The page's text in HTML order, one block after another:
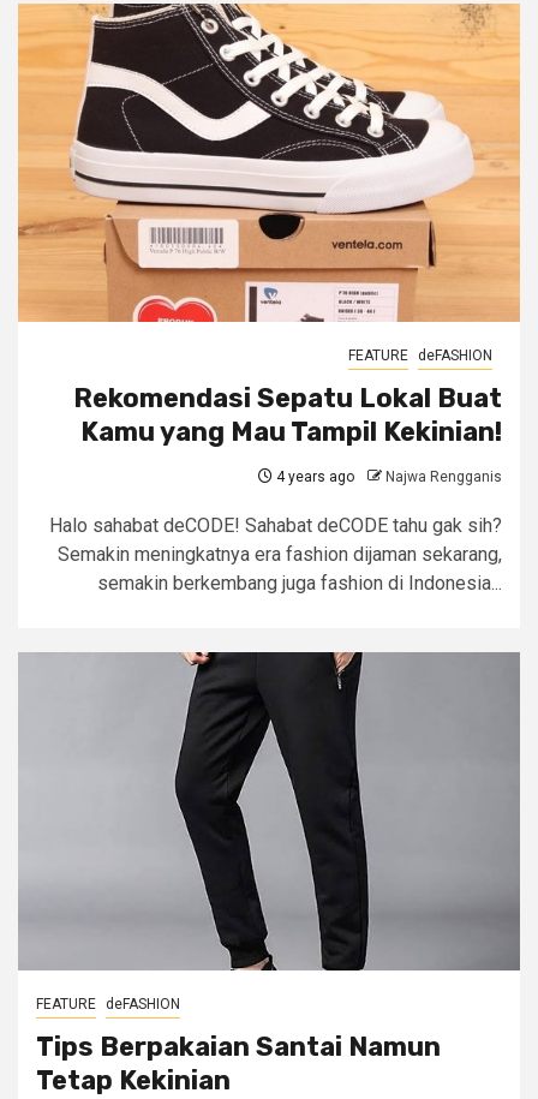
FEATURE deFASHION
Rekomendasi Sepatu Lokal Buat
Kamu yang Mau Tampil Kekinian!
4 years ago Najwa Rengganis
Halo sahabat deCODE! Sahabat deCODE tahu gak sih?
Semakin meningkatnya era fashion dijaman sekarang,
semakin berkembang juga fashion di Indonesia...
FEATURE deFASHION
Tips Berpakaian Santai Namun
Tetap Kekinian